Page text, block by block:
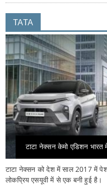
TATA
टाटा नेक्सन केमो एडिशन
टाटा नेक्सन को देश में साल 2017 में
लोकप्रिय एसयूवी में से एक बनी हुई है।